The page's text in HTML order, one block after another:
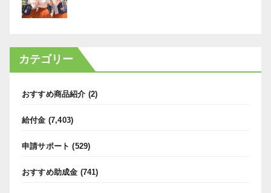
カテゴリー
おすすめ商品紹介 (2)
給付金 (7,403)
申請サポート (529)
おすすめ助成金 (741)